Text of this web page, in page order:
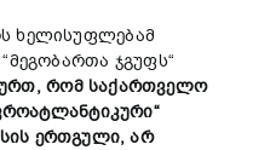
ხელისუფლებამ
ჯგუფს“
,რომ საქართველო
“
ერთგული,არ